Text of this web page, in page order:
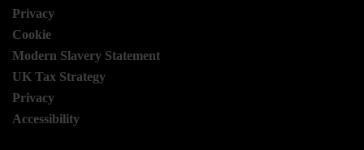
Privacy
Cookie
Modern Slavery Statement
UK Tax Strategy
Privacy
Accessibility